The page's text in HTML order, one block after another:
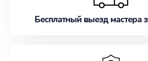
Бесплатный выезд мастера